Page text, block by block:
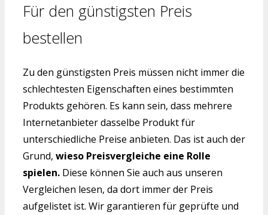
Für den günstigsten Preis
bestellen
Zu den günstigsten Preis müssen nicht immer die
schlechtesten Eigenschaften eines bestimmten
Produkts gehören. Es kann sein, dass mehrere
Internetanbieter dasselbe Produkt für
unterschiedliche Preise anbieten. Das ist auch der
Grund, wieso Preisvergleiche eine Rolle
spielen. Diese können Sie auch aus unseren
Vergleichen lesen, da dort immer der Preis
aufgelistet ist. Wir garantieren für geprüfte und